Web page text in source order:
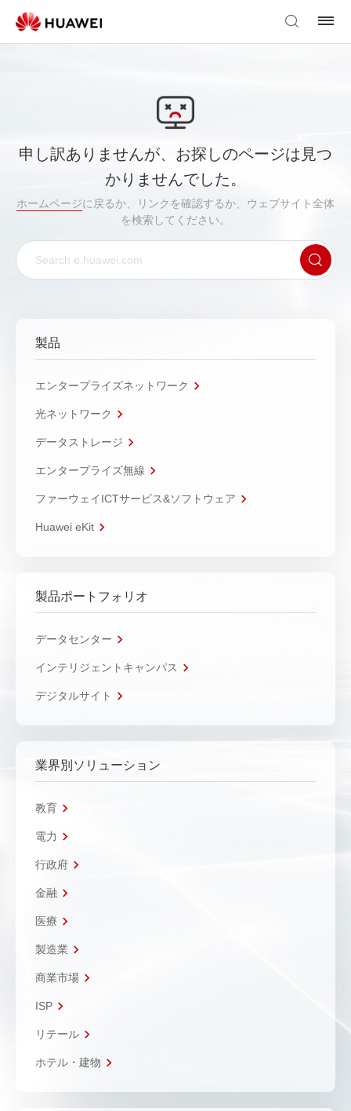
申し訳ありませんが、お探しのページは見つ
かりませんでした。
ホームページに戻るか、リンクを確認するか、ウェブサイト全体
を検索してください。
製品
エンタープライズネットワーク
光ネットワーク
データストレージ
エンタープライズ無線
ファーウェイICTサービス&ソフトウェア
Huawei eKit
製品ポートフォリオ
データセンター
インテリジェントキャンパス
デジタルサイト
業界別ソリューション
教育
電力
行政府
金融
医療
製造業
商業市場
ISP
リテール
ホテル・建物